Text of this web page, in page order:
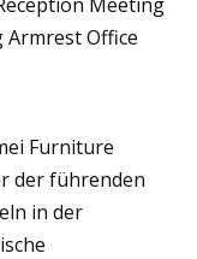
Furniture
der führenden
in der